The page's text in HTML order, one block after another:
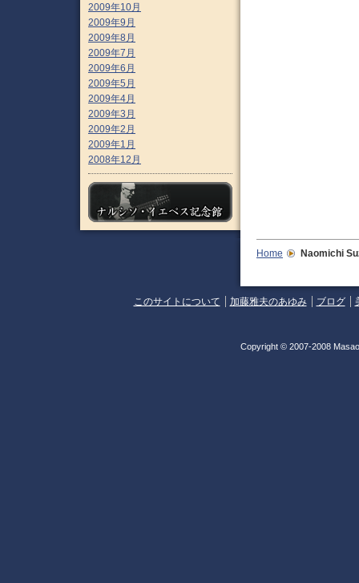
2009年10月
2009年9月
2009年8月
2009年7月
2009年6月
2009年5月
2009年4月
2009年3月
2009年2月
2009年1月
2008年12月
Home Naomichi
このサイトについて 加藤雅夫のあゆみ ブログ
Copyright © 2007-2008